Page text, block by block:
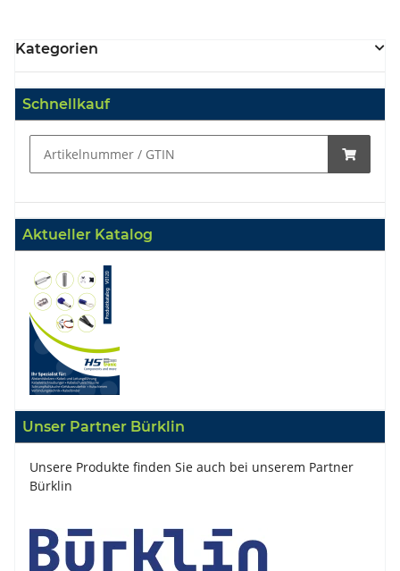
Kategorien
Schnellkauf
Aktueller Katalog
Unser Partner Bürklin
Unsere Produkte finden Sie auch bei unserem Partner
Bürklin